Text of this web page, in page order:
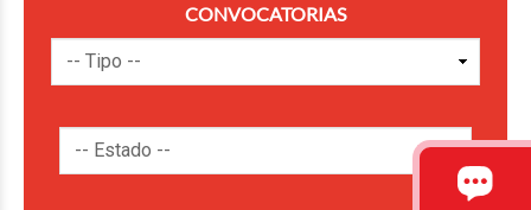
CONVOCATORIAS